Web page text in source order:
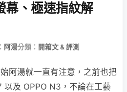
幕、極速指紋解
阿湯分類： 開箱文 & 評測
阿湯就一直有注意，之前也把
以及 OPPO N3，不論在工藝